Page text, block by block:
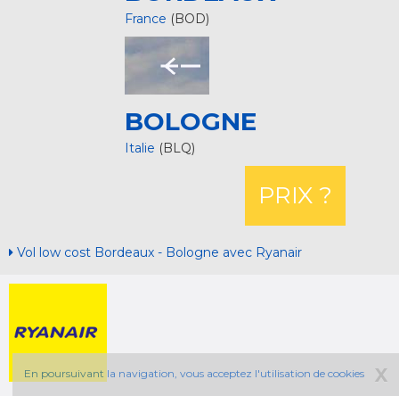
France (BOD)
BOLOGNE
Italie (BLQ)
PRIX ?
Vol low cost Bordeaux - Bologne avec Ryanair
En poursuivant la navigation, vous acceptez l'utilisation de cookies X